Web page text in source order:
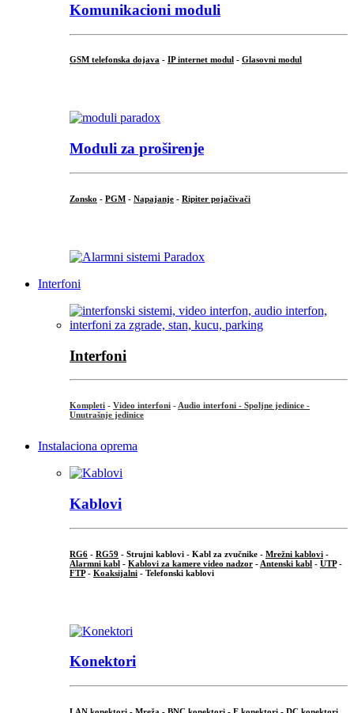
Komunikacioni moduli
GSM telefonska dojava - IP internet modul - Glasovni modul
Moduli za proširenje
Zonsko - PGM - Napajanje - Ripiter pojačivači
Interfoni
Interfoni
Kompleti - Video interfoni - Audio interfoni - Spoljne jedinice -
Unutrašnje jedinice
Instalaciona oprema
Kablovi
RG6 - RG59 - Strujni kablovi - Kabl za zvučnike - Mrežni kablovi -
Alarmni kabl - Kablovi za kamere video nadzor - Antenski kabl - UTP-
FTP- Koaksijalni - Telefonski kablovi
Konektori